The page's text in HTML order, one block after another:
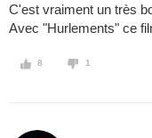
C'est vraiment un très
Avec "Hurlements" ce
8 1